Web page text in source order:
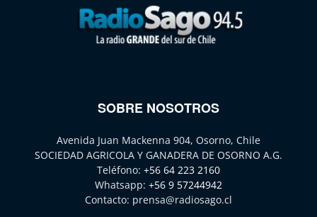
SOBRE NOSOTROS
Avenida Juan Mackenna 904, Osorno, Chile
SOCIEDAD AGRICOLA Y GANADERA DE OSORNO A.G.
Teléfono: +56 64 223 2160
Whatsapp: +56 9 57244942
Contacto: prensa@radiosago.cl